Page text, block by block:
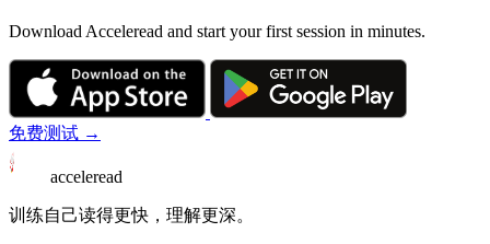
Download Acceleread and start your first session in minutes.
免费测试 →
acceleread
训练自己读得更快，理解更深。